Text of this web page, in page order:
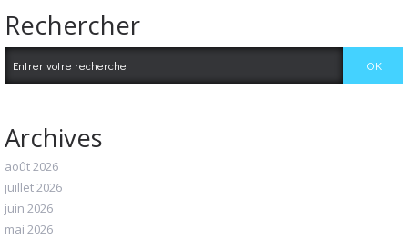
Rechercher
Archives
août 2026
juillet 2026
juin 2026
mai 2026